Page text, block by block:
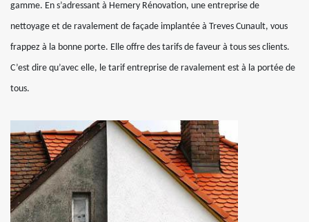
gamme. En s’adressant à Hemery Rénovation, une entreprise de
nettoyage et de ravalement de façade implantée à Treves Cunault, vous
frappez à la bonne porte. Elle offre des tarifs de faveur à tous ses clients.
C’est dire qu’avec elle, le tarif entreprise de ravalement est à la portée de
tous.